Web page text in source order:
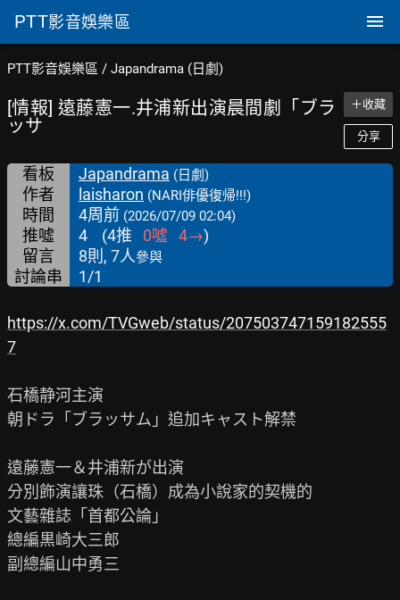
PTT影音娛樂區
PTT影音娛樂區 / Japandrama (日劇)
[情報] 遠藤憲一.井浦新出演晨間劇「ブラ
ッサ
＋收藏
分享
看板 Japandrama (日劇)
作者 laisharon (NARI俳優復帰!!!)
時間 4周前 (2026/07/09 02:04)
推噓 4 (4推 0噓 4→)
留言
8則, 7人參與
討論串 1/1
https://x.com/TVGweb/status/207503747159182555
7
石橋静河主演
朝ドラ「ブラッサム」追加キャスト解禁
遠藤憲一＆井浦新が出演
分別飾演讓珠（石橋）成為小說家的契機的
文藝雜誌「首都公論」
總編黒崎大三郎
副總編山中勇三